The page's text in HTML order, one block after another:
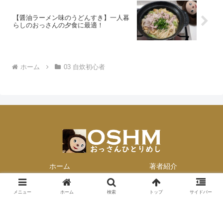
【醤油ラーメン味のうどんすき】一人暮
らしのおっさんの夕食に最適！
ホーム 03 自炊初心者
ホーム 著者紹介
© 2013-2026 おっさんひとりめし.
メニュー ホーム 検索 トップ サイドバー